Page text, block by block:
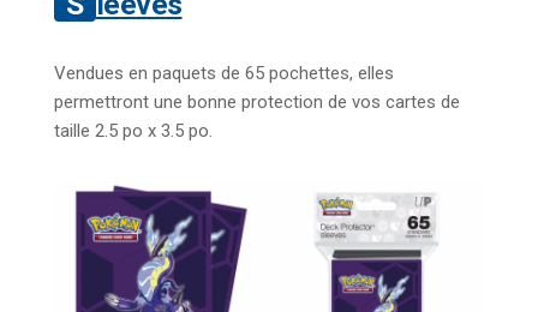
Vendues en paquets de 65 pochettes, elles
permettront une bonne protection de vos cartes de
taille 2.5 po x 3.5 po.